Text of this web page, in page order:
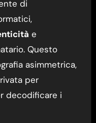
di
e
Questo
asimmetrica,
per
decodificare i